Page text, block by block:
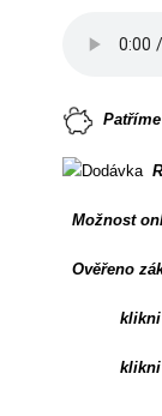
Možnost
Ověřeno
klikni
klikni